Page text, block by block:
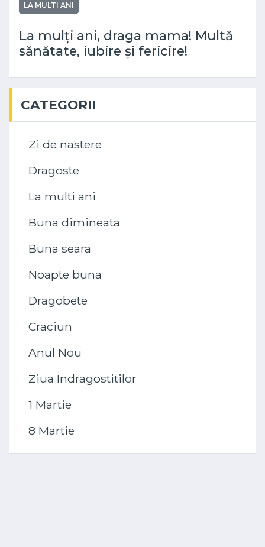
LA MULTI ANI
La mulți ani, draga mama! Multă
sănătate, iubire și fericire!
CATEGORII
Zi de nastere
Dragoste
La multi ani
Buna dimineata
Buna seara
Noapte buna
Dragobete
Craciun
Anul Nou
Ziua Indragostitilor
1 Martie
8 Martie